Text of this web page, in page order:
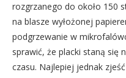
rozgrzanego do około 150
na blasze wyłożonej
podgrzewanie w
sprawić, że placki staną się
czasu. Najlepiej jednak